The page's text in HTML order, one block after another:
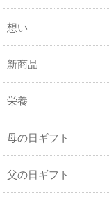
想い
新商品
栄養
母の日ギフト
父の日ギフト